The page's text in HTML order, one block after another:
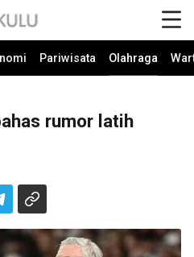
Pariwisata Olahraga
rumor latih